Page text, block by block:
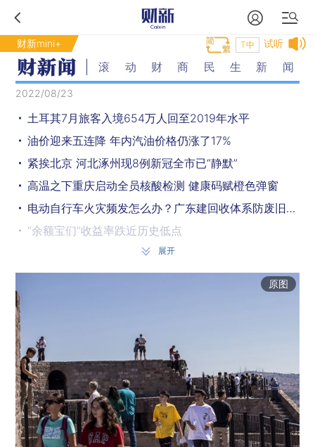
财新mini+ 试听
T中
滚动财商民生新闻
2022/08/23
土耳其7月旅客入境654万人回至2019年水平
油价迎来五连降 年内汽油价格仍涨了17%
紧挨北京 河北涿州现8例新冠全市已“静默”
高温之下重庆启动全员核酸检测 健康码赋橙色弹窗
电动自行车火灾频发怎么办？广东建回收体系防废旧电池流入市场
“余额宝们”收益率跌近历史低点
官方：不存在“2022年红绿灯新国标”
8月22日各地疫情：海南、西藏、新疆新增位列前三
纯牛奶抽检不合格 新疆乳企麦趣尔被罚7315万元
展开
原图